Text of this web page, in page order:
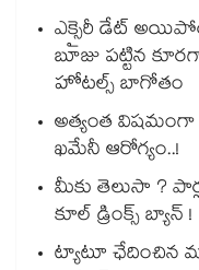
ఎక్సైరీ డేట్
బూజు పట్టిన
హోటల్స్ బాగోతం
అత్యంత విషమంగా
ఖమేనీ ఆరోగ్యం..!
మీకు తెలుసా ?
కూల్ డ్రింక్స్ బ్యాన్ !
ట్యాటూ ఛేదించిన